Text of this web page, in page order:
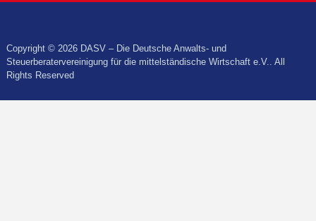
Copyright © 2026 DASV – Die Deutsche Anwalts- und
Steuerberatervereinigung für die mittelständische Wirtschaft e.V.. All
Rights Reserved